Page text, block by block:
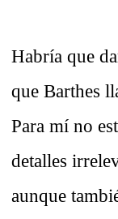
Habría que
que Barthes
Para mí no
detalles
aunque